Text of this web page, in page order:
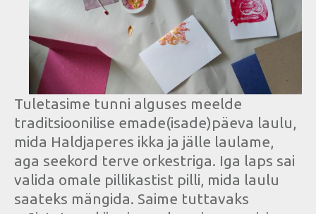
Tuletasime tunni alguses meelde
traditsioonilise emade(isade)päeva laulu,
mida Haldjaperes ikka ja jälle laulame,
aga seekord terve orkestriga. Iga laps sai
valida omale pillikastist pilli, mida laulu
saateks mängida. Saime tuttavaks